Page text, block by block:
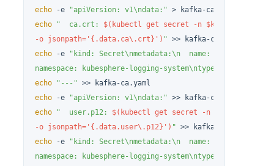
echo -e "apiVersion: v1\ndata:"
echo
"  ca.crt: $(kubectl get secret -n
-o jsonpath='{.data.ca\.crt}') "
echo -e
"kind: Secret\nmetadata:\n  name: kafka-
namespace: kubesphere-logging-system\ntype: Opaque"
echo
"---"
echo -e "apiVersion: v1\ndata:"
echo
"  user.p12: $(kubectl get secret -n
-o jsonpath='{.data.user\.p12}') "
echo -e
"kind: Secret\nmetadata:\n  name: kafka-
namespace: kubesphere-logging-system\ntype: Opaque"